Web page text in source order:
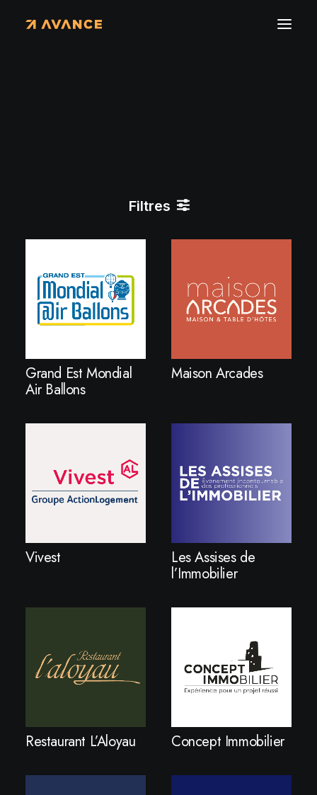
Filtres
Grand Est Mondial
Air Ballons
Maison Arcades
Vivest Les Assises de
l’Immobilier
Restaurant L’Aloyau Concept Immobilier